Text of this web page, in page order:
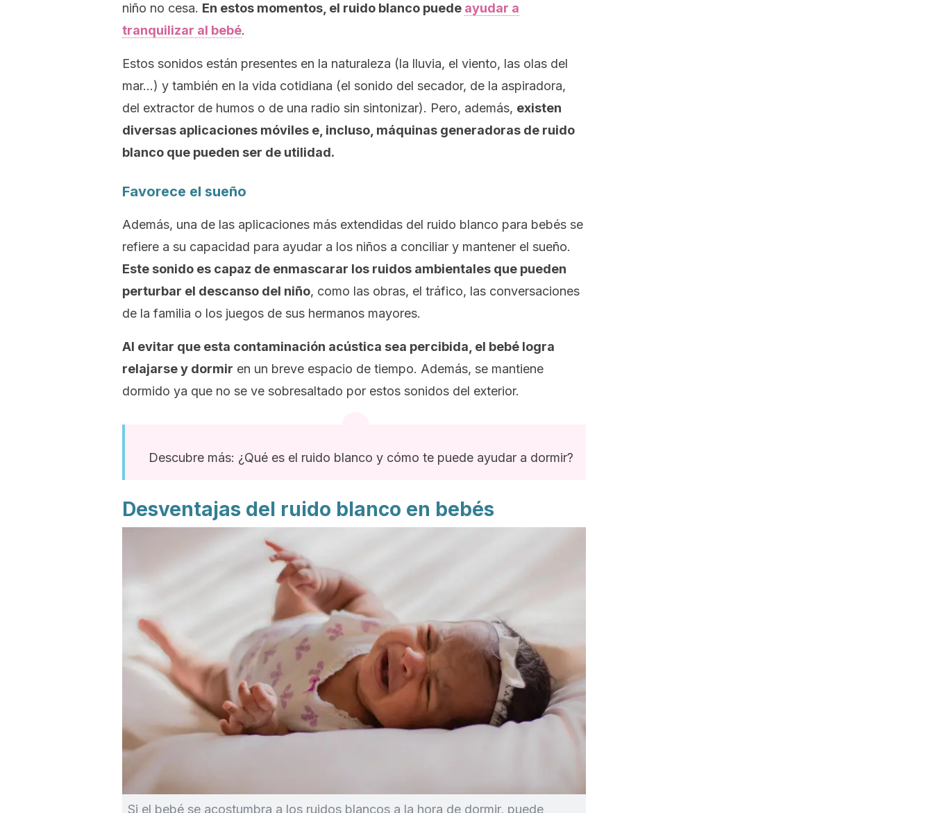
niño no cesa. En estos momentos, el ruido blanco puede ayudar a
tranquilizar al bebé.
Estos sonidos están presentes en la naturaleza (la lluvia, el viento, las olas del
mar…) y también en la vida cotidiana (el sonido del secador, de la aspiradora,
del extractor de humos o de una radio sin sintonizar). Pero, además, existen
diversas aplicaciones móviles e, incluso, máquinas generadoras de ruido
blanco que pueden ser de utilidad.
Favorece el sueño
Además, una de las aplicaciones más extendidas del ruido blanco para bebés se
refiere a su capacidad para ayudar a los niños a conciliar y mantener el sueño.
Este sonido es capaz de enmascarar los ruidos ambientales que pueden
perturbar el descanso del niño, como las obras, el tráfico, las conversaciones
de la familia o los juegos de sus hermanos mayores.
Al evitar que esta contaminación acústica sea percibida, el bebé logra
relajarse y dormir en un breve espacio de tiempo. Además, se mantiene
dormido ya que no se ve sobresaltado por estos sonidos del exterior.
Descubre más: ¿Qué es el ruido blanco y cómo te puede ayudar a dormir?
Desventajas del ruido blanco en bebés
Si el bebé se acostumbra a los ruidos blancos a la hora de dormir, puede